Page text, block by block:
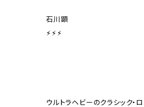
石川顕
⚡︎⚡︎⚡︎
ウルトラヘビーのクラシック・ロ